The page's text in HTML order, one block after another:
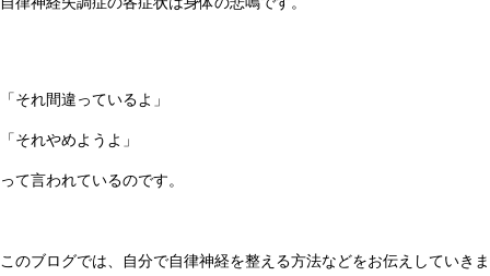
「それ間違っているよ」
「それやめようよ」
って言われているのです。
このブログでは、自分で自律神経を整える方法などをお伝えしていきま